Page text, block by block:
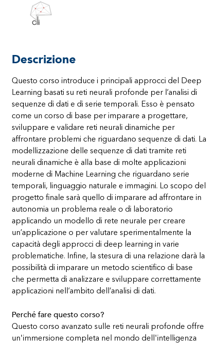
Descrizione
Questo corso introduce i principali approcci del Deep
Learning basati su reti neurali profonde per l’analisi di
sequenze di dati e di serie temporali. Esso è pensato
come un corso di base per imparare a progettare,
sviluppare e validare reti neurali dinamiche per
affrontare problemi che riguardano sequenze di dati. La
modellizzazione delle sequenze di dati tramite reti
neurali dinamiche è alla base di molte applicazioni
moderne di Machine Learning che riguardano serie
temporali, linguaggio naturale e immagini. Lo scopo del
progetto finale sarà quello di imparare ad affrontare in
autonomia un problema reale o di laboratorio
applicando un modello di rete neurale per creare
un’applicazione o per valutare sperimentalmente la
capacità degli approcci di deep learning in varie
problematiche. Infine, la stesura di una relazione darà la
possibilità di imparare un metodo scientifico di base
che permetta di analizzare e sviluppare correttamente
applicazioni nell’ambito dell’analisi di dati.
Perché fare questo corso?
Questo corso avanzato sulle reti neurali profonde offre
un'immersione completa nel mondo dell'intelligenza